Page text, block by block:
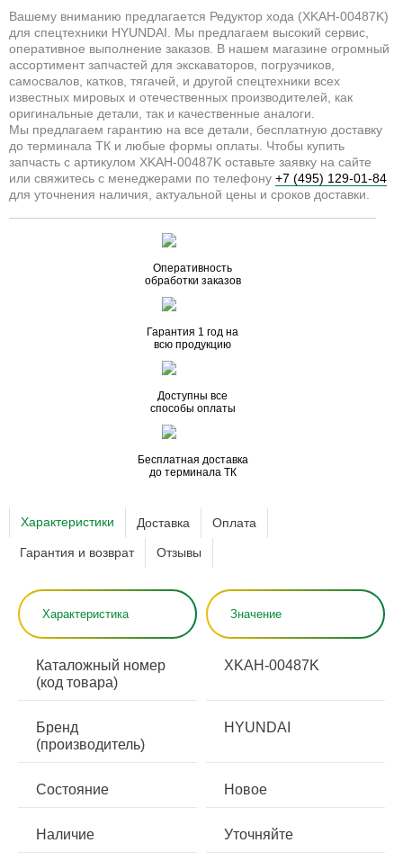
Вашему вниманию предлагается Редуктор хода (XKAH-00487K)
для спецтехники HYUNDAI. Мы предлагаем высокий сервис,
оперативное выполнение заказов. В нашем магазине огромный
ассортимент запчастей для экскаваторов, погрузчиков,
самосвалов, катков, тягачей, и другой спецтехники всех
известных мировых и отечественных производителей, как
оригинальные детали, так и качественные аналоги.
Мы предлагаем гарантию на все детали, бесплатную доставку
до терминала ТК и любые формы оплаты. Чтобы купить
запчасть с артикулом XKAH-00487K оставьте заявку на сайте
или свяжитесь с менеджерами по телефону +7 (495) 129-01-84
для уточнения наличия, актуальной цены и сроков доставки.
Оперативность
обработки заказов
Гарантия 1 год на
всю продукцию
Доступны все
способы оплаты
Бесплатная доставка
до терминала ТК
Характеристики Доставка Оплата
Гарантия и возврат Отзывы
Характеристика Значение
Каталожный номер
(код товара)
XKAH-00487K
Бренд
(производитель)
HYUNDAI
Состояние Новое
Наличие Уточняйте